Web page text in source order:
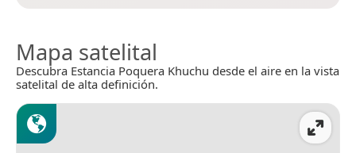
Mapa satelital
Descubra Estancia Poquera Khuchu desde el aire en la vista
satelital de alta definición.